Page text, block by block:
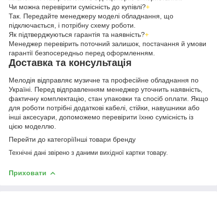
Чи можна перевірити сумісність до купівлі?+
Так. Передайте менеджеру моделі обладнання, що
підключається, і потрібну схему роботи.
Як підтверджуються гарантія та наявність?+
Менеджер перевірить поточний залишок, постачання й умови
гарантії безпосередньо перед оформленням.
Доставка та консультація
Мелодія відправляє музичне та професійне обладнання по
Україні. Перед відправленням менеджер уточнить наявність,
фактичну комплектацію, стан упаковки та спосіб оплати. Якщо
для роботи потрібні додаткові кабелі, стійки, навушники або
інші аксесуари, допоможемо перевірити їхню сумісність із
цією моделлю.
Перейти до категоріїІнші товари бренду
Технічні дані звірено з даними вихідної картки товару.
Приховати